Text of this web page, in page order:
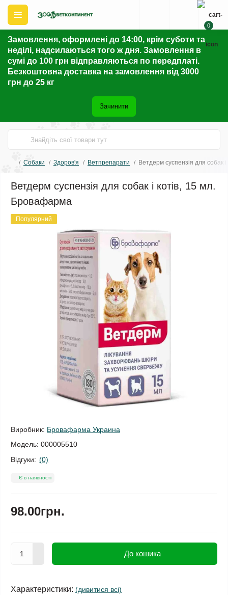
Замовлення, оформлені до 14:00, крім суботи та
неділі, надсилаються того ж дня. Замовлення в
сумі до 100 грн відправляються по передплаті.
Безкоштовна доставка на замовлення від 3000
грн до 25 кг
Зачинити
0
Собаки Здоров'я Ветпрепарати Ветдерм суспензія для собак
Ветдерм суспензія для собак і котів, 15 мл.
Бровафарма
Популярний
Виробник: Бровафарма Украина
Модель: 000005510
Відгуки: (0)
Є в наявності
98.00грн.
До кошика
Характеристики: (дивитися всі)